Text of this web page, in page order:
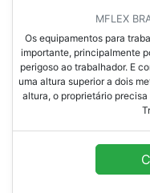
MFLEX
Os equipamentos para
importante, principalmente
perigoso ao trabalhador. E
uma altura superior a dois
altura, o proprietário